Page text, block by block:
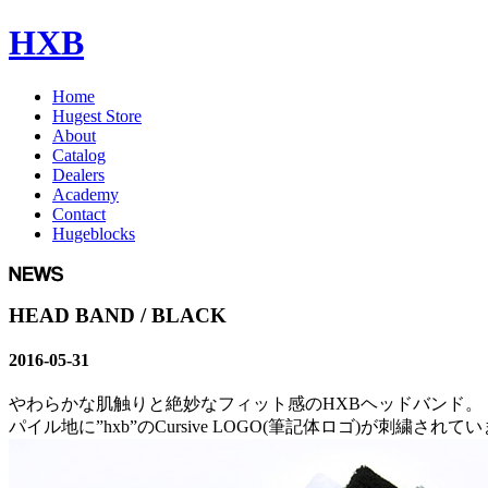
HXB
Home
Hugest Store
About
Catalog
Dealers
Academy
Contact
Hugeblocks
HEAD BAND / BLACK
2016-05-31
やわらかな肌触りと絶妙なフィット感のHXBヘッドバンド。
パイル地に”hxb”のCursive LOGO(筆記体ロゴ)が刺繍されてい